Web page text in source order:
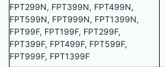
FPT299N, FPT399N, FPT499N,
FPT599N, FPT999N, FPT1399N,
FPT99F, FPT199F, FPT299F,
FPT399F, FPT499F, FPT599F,
FPT999F, FPT1399F